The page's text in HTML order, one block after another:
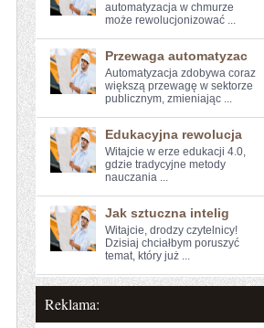
automatyzacja⁣ w ⁢chmurze
może rewolucjonizować ...
Przewaga automatyzac
Automatyzacja zdobywa coraz
większą przewagę ​w sektorze
publicznym, zmieniając ...
Edukacyjna rewolucja
Witajcie⁤ w erze edukacji 4.0,
gdzie tradycyjne metody
⁤nauczania ...
Jak sztuczna intelig
Witajcie, drodzy czytelnicy!
Dzisiaj chciałbym poruszyć
temat, który już ...
Reklama: